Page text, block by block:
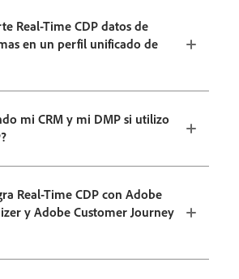
Real-Time CDP datos de
en un perfil unificado de
mi CRM y mi DMP si utilizo
Real-Time CDP con Adobe
y Adobe Customer Journey